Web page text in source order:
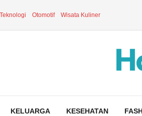
Teknologi Otomotif Wisata Kuliner
KELUARGA KESEHATAN